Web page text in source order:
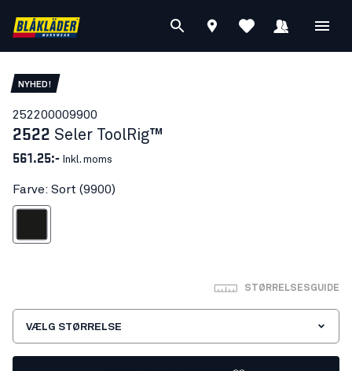
NYHED!
252200009900
2522 Seler ToolRig™
561.25:- Inkl. moms
Farve: Sort (9900)
STØRRELSESGUIDE
VÆLG STØRRELSE